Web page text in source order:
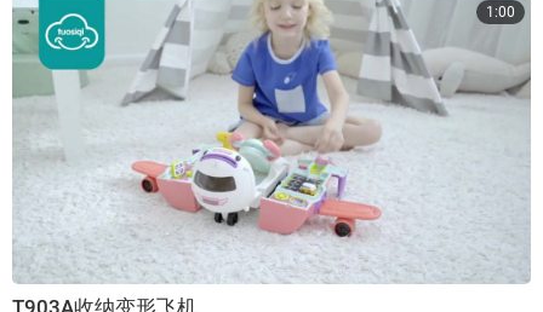
1:00